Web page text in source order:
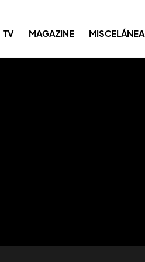
TV MAGAZINE MISCELÁNEA